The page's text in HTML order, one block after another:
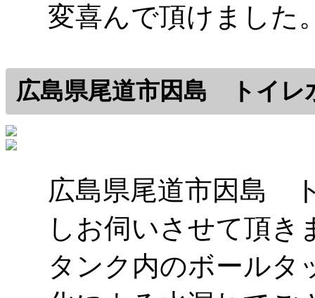
変喜んで頂けました
広島県尾道市因島 トイ
広島県尾道市因島
しお伺いさせて頂き
タンク内のボールタ